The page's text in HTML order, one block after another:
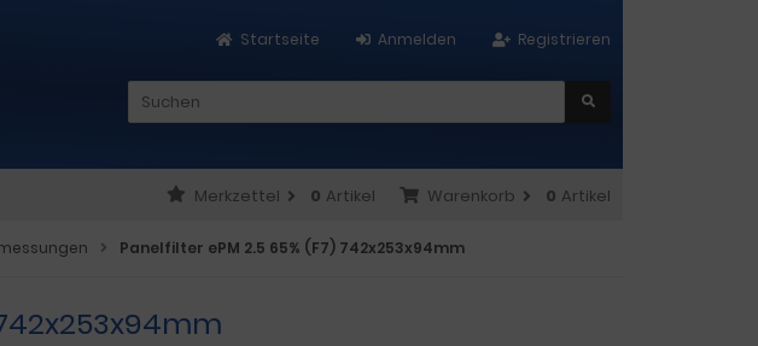
Registrieren
Anmelden
Startseite
Warenkorb 0 Artikel
Merkzettel 0 Artikel
Panelfilter ePM 2.5 65% (F7) 742x253x94mm